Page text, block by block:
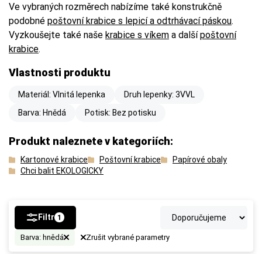
Ve vybraných rozměrech nabízíme také konstrukčně
podobné poštovní krabice s lepicí a odtrhávací páskou.
Vyzkoušejte také naše krabice s víkem a dalšípoštovní
krabice.
Vlastnosti produktu
Materiál: Vlnitá lepenka
Druh lepenky: 3VVL
Barva: Hnědá
Potisk: Bez potisku
Produkt naleznete v kategoriích:
Kartonové krabice Poštovní krabice
Papírové obaly
Chci balit EKOLOGICKY
Filtr 1
Barva: hnědá Zrušit vybrané parametry